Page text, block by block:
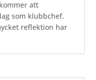
att
som klubbchef.
reflektion har